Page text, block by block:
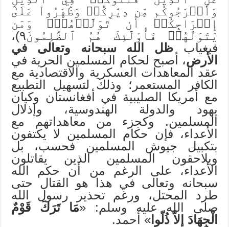
وَأَخۡرَجُوكُم مِّن دِيَٰرِكُمۡ وَظَٰهَرُواْ عَلَىٰٓ
إِخۡرَاجِكُمۡ أَن تَوَلَّوۡهُمۡۚ وَمَن
يَتَوَلَّهُمۡ فَأُوْلَٰٓئِكَ هُمُ ٱلظَّٰلِمُونَ٩)،
فبغياب ظل الله سبحانه وتعالى في
الأرض، أصبح لحكام المسلمين الحرية في
عقد المعاهدات العسكرية والاقتصادية مع
الكافر المستعمر؛ وذلك لتسهيل التطبيع
مع أمريكا الصليبية في أفغانستان وكيان
يهود والدولة الهندوسية، وإذلال
المسلمين. وكجزء من معاهداتهم مع
الأعداء، فإن حكام المسلمين لا يكتفون
بتكبيل جيوش المسلمين فحسب، بل
ويلاحقون المسلمين الذين يقاتلون
الأعداء، على الرغم من أن حكم الله
سبحانه وتعالى في هذا هو القتال حتى
طرد المحتل، ورغم تحذير رسول الله
صلى الله عليه وسلم: «مَا تَرَكَ قَوْمٌ
الْجِهَادَ إلاّ ذُلّوا» أحمد.